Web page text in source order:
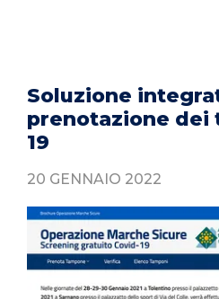
Soluzione
prenotazione dei
19
20 GENNAIO 2022